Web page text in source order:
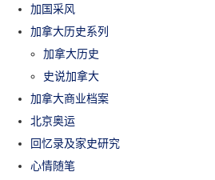
加国采风
加拿大历史系列
加拿大历史
史说加拿大
加拿大商业档案
北京奥运
回忆录及家史研究
心情随笔